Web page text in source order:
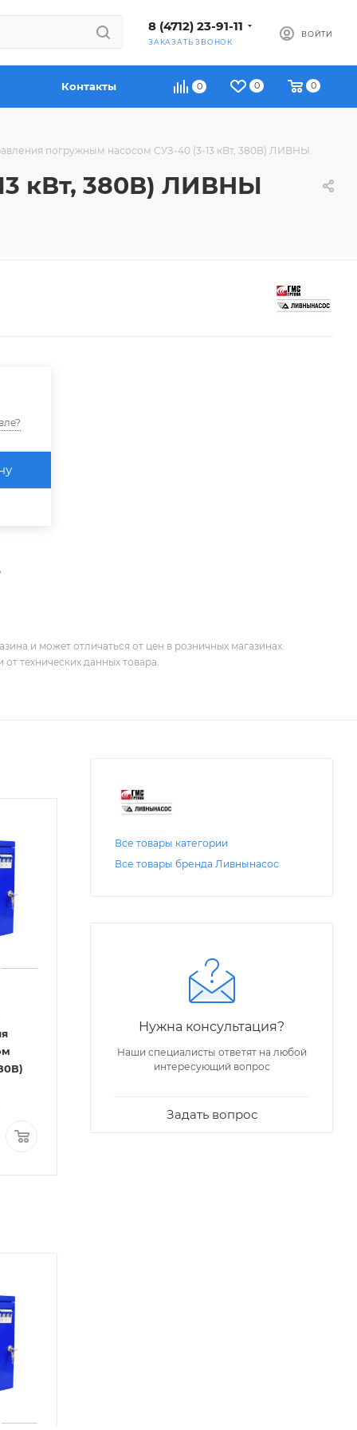
8 (4712) 23-91-11
ЗАКАЗАТЬ ЗВОНОК
ВОЙТИ
0 0 0
Контакты
погружным насосом СУЗ-40 (3-13 кВт, 380В) ЛИВНЫ
кВт, 380В) ЛИВНЫ
и может отличаться от цен в розничных магазинах.
технических данных товара.
Все товары категории
Все товары бренда Ливнынасос
Нужна консультация?
Наши специалисты ответят на любой
интересующий вопрос
Задать вопрос